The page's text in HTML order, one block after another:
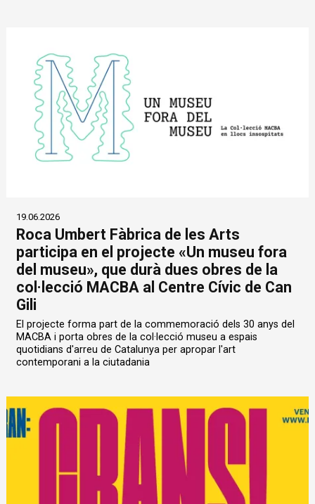
19.06.2026
Roca Umbert Fàbrica de les Arts
participa en el projecte «Un museu fora
del museu», que durà dues obres de la
col·lecció MACBA al Centre Cívic de Can
Gili
El projecte forma part de la commemoració dels 30 anys del
MACBA i porta obres de la col·lecció museu a espais
quotidians d'arreu de Catalunya per apropar l'art
contemporani a la ciutadania